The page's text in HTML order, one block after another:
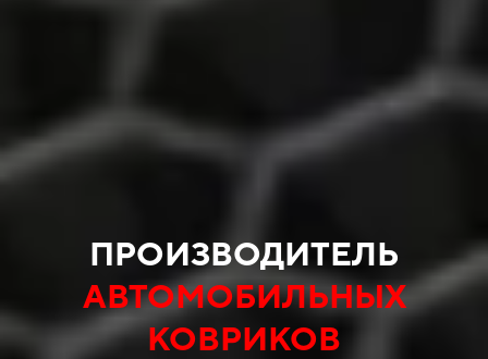
ПРОИЗВОДИТЕЛЬ
АВТОМОБИЛЬНЫХ
КОВРИКОВ